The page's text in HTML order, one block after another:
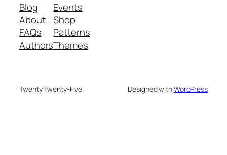
Blog
About
FAQs
Authors
Events
Shop
Patterns
Themes
Twenty Twenty-Five Designed withWordPress